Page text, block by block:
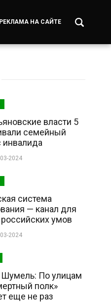
РЕКЛАМА НА САЙТЕ
власти 5
семейный
инвалида
2024
система
— канал для
российских умов
2024
По улицам
полк»
еще не раз